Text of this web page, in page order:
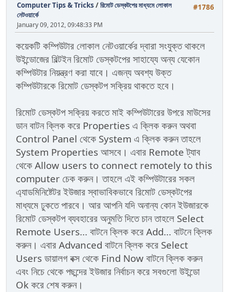
#1786
Computer Tips & Tricks /রিমোট ডেস্কটপের মাধ্যমে লোকাল
নেটওয়ার্কে
January 09, 2012, 09:48:33 PM
কয়েকটি কম্পিউটার লোকাল নেটওয়ার্কের দ্বারা সংযুক্ত থাকলে
উইন্ডোজের বিল্টইন রিমোট ডেস্কটপের সাহায্যে অন্য যেকোন
কম্পিউটার নিয়ন্ত্রণ করা যাবে। এজন্য অবশ্য উক্ত
কম্পিউটারকে রিমোট ডেস্কটপ সক্রিয় থাকতে হবে।
রিমোট ডেস্কটপ সক্রিয় করতে মাই কম্পিউটারের উপরে মাউসের
ডান বাটন ক্লিক করে Properties এ ক্লিক করুন অথবা
Control Panel থেকে System এ ক্লিক করুন তাহলে
System Properties আসবে। এবার Remote ট্যাব
থেকে Allow users to connect remotely to this
computer চেক করুন। তাহলে এই কম্পিউটারের সকল
এ্যাডমিনিষ্টেটর ইউজার স্বাভাবিকভাবে রিমোট ডেস্কটপের
মাধ্যমে ঢুকতে পারবে। আর আপনি যদি অনান্য কোন ইউজারকে
রিমোট ডেস্কটপ ব্যবহারের অনুমতি দিতে চান তাহলে Select
Remote Users... বাটনে ক্লিক করে Add... বাটনে ক্লিক
করুন। এবার Advanced বাটনে ক্লিক করে Select
Users ডায়ালগ বক্স থেকে Find Now বাটনে ক্লিক করুন
এবং নিচে থেকে পছন্দের ইউজার নির্বাচন করে সবগুলো উইন্ডো
Ok করে শেষ করুন।